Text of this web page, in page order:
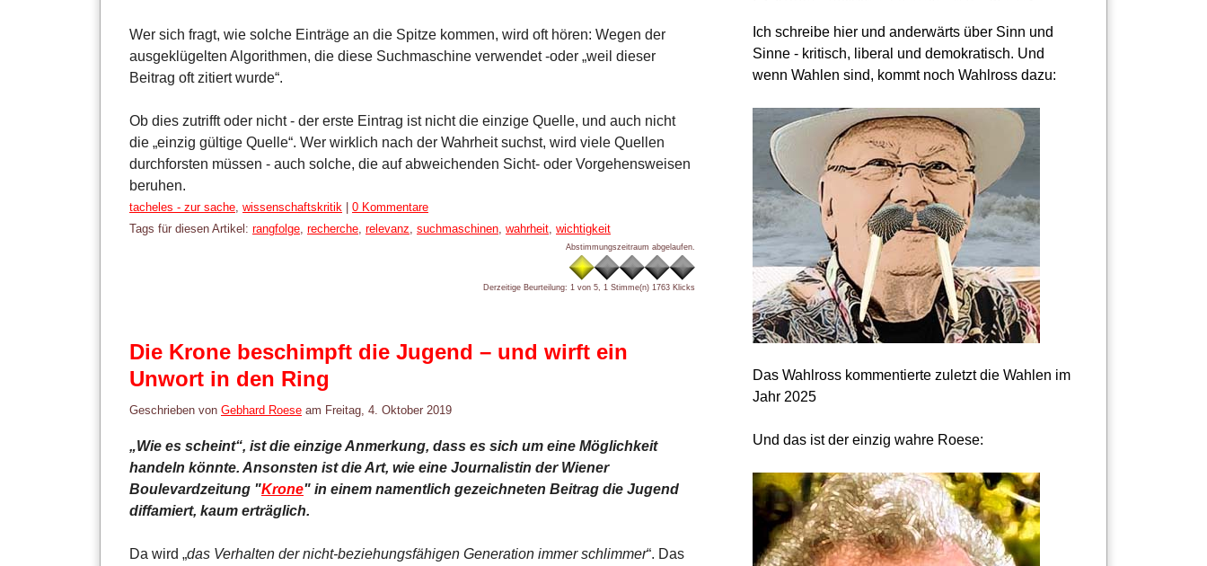
Wer sich fragt, wie solche Einträge an die Spitze kommen, wird oft hören: Wegen der
ausgeklügelten Algorithmen, die diese Suchmaschine verwendet -oder „weil dieser
Beitrag oft zitiert wurde“.
Ob dies zutrifft oder nicht - der erste Eintrag ist nicht die einzige Quelle, und auch nicht
die „einzig gültige Quelle“. Wer wirklich nach der Wahrheit suchst, wird viele Quellen
durchforsten müssen - auch solche, die auf abweichenden Sicht- oder Vorgehensweisen
beruhen.
Kategorien:
tacheles - zur sache wissenschaftskritik | 0 Kommentare
Tags für diesen Artikel: rangfolge recherche relevanz suchmaschinen wahrheit wichtigkeit
Abstimmungszeitraum abgelaufen.
Derzeitige Beurteilung: 1 von 5, 1 Stimme(n) 1763 Klicks
Die Krone beschimpft die Jugend – und wirft ein
Unwort in den Ring
Geschrieben von Gebhard Roese am Freitag, 4. Oktober 2019
„Wie es scheint“, ist die einzige Anmerkung, dass es sich um eine Möglichkeit
handeln könnte. Ansonsten ist die Art, wie eine Journalistin der Wiener
Boulevardzeitung "Krone" in einem namentlich gezeichneten Beitrag die Jugend
diffamiert, kaum erträglich.
Da wird „das Verhalten der nicht-beziehungsfähigen Generation immer schlimmer“. Das
Ich schreibe hier und anderwärts über Sinn und
Sinne - kritisch, liberal und demokratisch. Und
wenn Wahlen sind, kommt noch Wahlross dazu:
Das Wahlross kommentierte zuletzt die Wahlen im
Jahr 2025
Und das ist der einzig wahre Roese: